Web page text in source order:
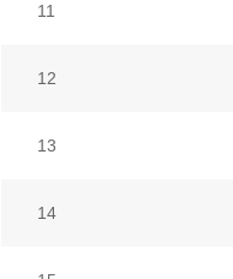
11
12
13
14